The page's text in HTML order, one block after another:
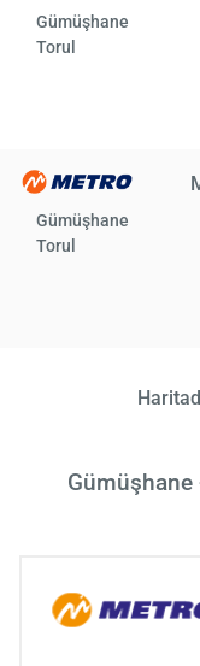
Gümüşhane
Torul
Gümüşhane
Torul
Gümüşhane